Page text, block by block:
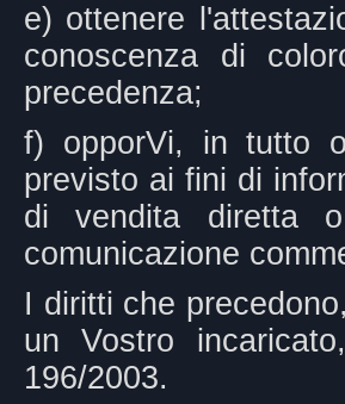
e) ottenere
conoscenza di
precedenza;
f) opporVi, in tutto
previsto ai fini di
di vendita diretta
comunicazione
I diritti che
un Vostro
196/2003.